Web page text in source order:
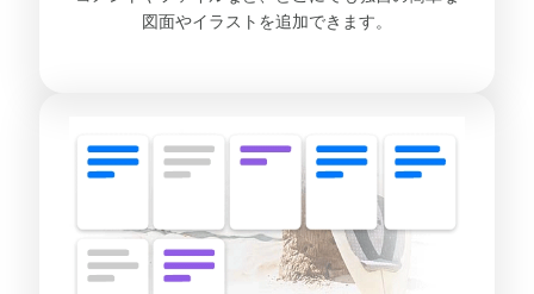
図面やイラストを追加できます。